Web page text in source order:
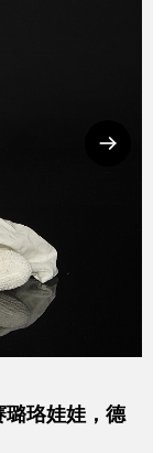
璐珞娃娃，德